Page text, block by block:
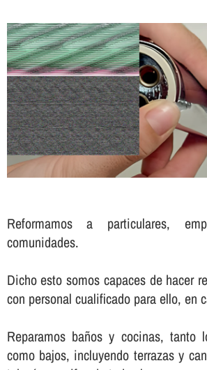
Reformamos a particulares,
comunidades.
Dicho esto somos capaces de hacer
con personal cualificado para ello, en
Reparamos baños y cocinas, tanto
como bajos, incluyendo terrazas y